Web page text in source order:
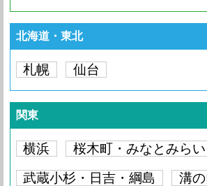
北海道・東北
札幌 仙台
関東
横浜
桜木町・みなとみら
武蔵小杉・日吉・綱島
溝